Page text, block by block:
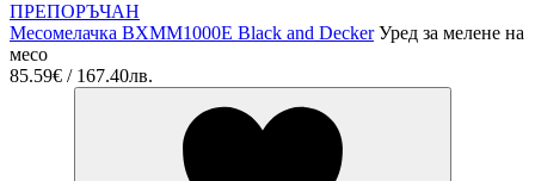
ПРЕПОРЪЧАН
Месомелачка BXMM1000E Black and Decker Уред за мелене на
месо
85.59€ / 167.40лв.